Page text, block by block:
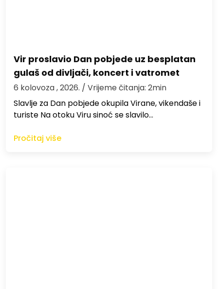
Vir proslavio Dan pobjede uz besplatan
gulaš od divljači, koncert i vatromet
6 kolovoza , 2026. / Vrijeme čitanja: 2min
Slavlje za Dan pobjede okupila Virane, vikendaše i
turiste Na otoku Viru sinoć se slavilo…
Pročitaj više